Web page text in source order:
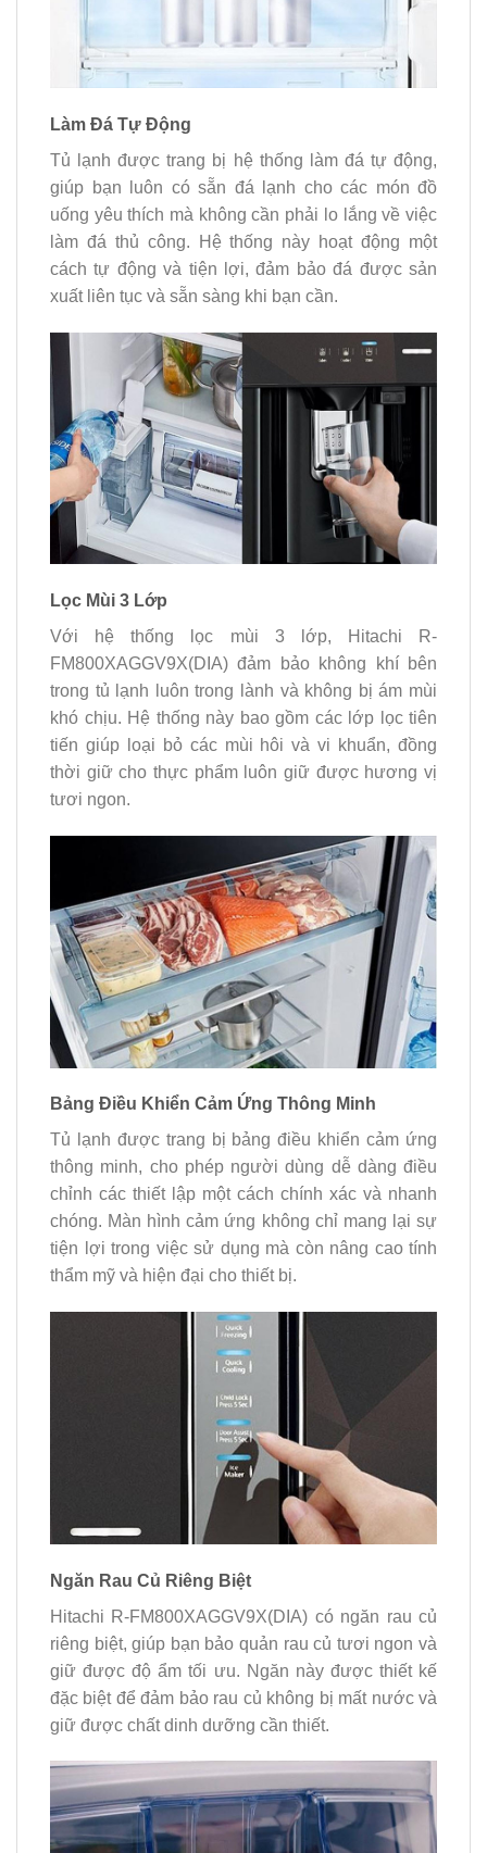
Làm Đá Tự Động
Tủ lạnh được trang bị hệ thống làm đá tự động,
giúp bạn luôn có sẵn đá lạnh cho các món đồ
uống yêu thích mà không cần phải lo lắng về việc
làm đá thủ công. Hệ thống này hoạt động một
cách tự động và tiện lợi, đảm bảo đá được sản
xuất liên tục và sẵn sàng khi bạn cần.
Lọc Mùi 3 Lớp
Với hệ thống lọc mùi 3 lớp, Hitachi R-
FM800XAGGV9X(DIA) đảm bảo không khí bên
trong tủ lạnh luôn trong lành và không bị ám mùi
khó chịu. Hệ thống này bao gồm các lớp lọc tiên
tiến giúp loại bỏ các mùi hôi và vi khuẩn, đồng
thời giữ cho thực phẩm luôn giữ được hương vị
tươi ngon.
Bảng Điều Khiển Cảm Ứng Thông Minh
Tủ lạnh được trang bị bảng điều khiển cảm ứng
thông minh, cho phép người dùng dễ dàng điều
chỉnh các thiết lập một cách chính xác và nhanh
chóng. Màn hình cảm ứng không chỉ mang lại sự
tiện lợi trong việc sử dụng mà còn nâng cao tính
thẩm mỹ và hiện đại cho thiết bị.
Ngăn Rau Củ Riêng Biệt
Hitachi R-FM800XAGGV9X(DIA) có ngăn rau củ
riêng biệt, giúp bạn bảo quản rau củ tươi ngon và
giữ được độ ẩm tối ưu. Ngăn này được thiết kế
đặc biệt để đảm bảo rau củ không bị mất nước và
giữ được chất dinh dưỡng cần thiết.